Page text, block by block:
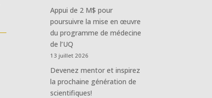
Appui de 2 M$ pour
poursuivre la mise en œuvre
du programme de médecine
de l’UQ
13 juillet 2026
Devenez mentor et inspirez
la prochaine génération de
scientifiques!